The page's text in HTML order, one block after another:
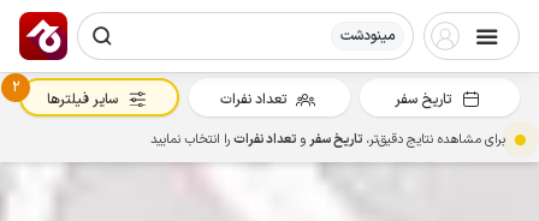
مینودشت
تاریخ سفر تعداد نفرات
2
سایر فیلترها
برای مشاهده نتایج دقیق‌تر، تاریخ سفرو تعداد نفراترا انتخاب نمایید